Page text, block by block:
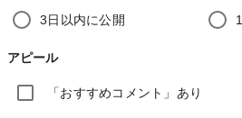
3日以内に公開
アピール
「おすすめコメント」あり